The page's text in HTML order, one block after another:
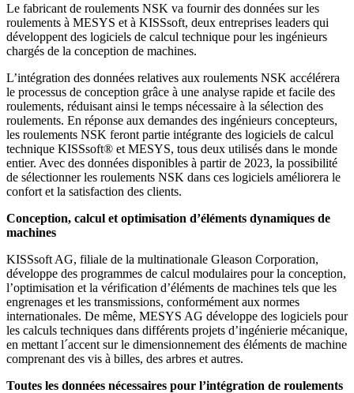
Le fabricant de roulements NSK va fournir des données sur les
roulements à MESYS et à KISSsoft, deux entreprises leaders qui
développent des logiciels de calcul technique pour les ingénieurs
chargés de la conception de machines.
L’intégration des données relatives aux roulements NSK accélérera
le processus de conception grâce à une analyse rapide et facile des
roulements, réduisant ainsi le temps nécessaire à la sélection des
roulements. En réponse aux demandes des ingénieurs concepteurs,
les roulements NSK feront partie intégrante des logiciels de calcul
technique KISSsoft® et MESYS, tous deux utilisés dans le monde
entier. Avec des données disponibles à partir de 2023, la possibilité
de sélectionner les roulements NSK dans ces logiciels améliorera le
confort et la satisfaction des clients.
Conception, calcul et optimisation d’éléments dynamiques de
machines
KISSsoft AG, filiale de la multinationale Gleason Corporation,
développe des programmes de calcul modulaires pour la conception,
l’optimisation et la vérification d’éléments de machines tels que les
engrenages et les transmissions, conformément aux normes
internationales. De même, MESYS AG développe des logiciels pour
les calculs techniques dans différents projets d’ingénierie mécanique,
en mettant l´accent sur le dimensionnement des éléments de machine
comprenant des vis à billes, des arbres et autres.
Toutes les données nécessaires pour l’intégration de roulements